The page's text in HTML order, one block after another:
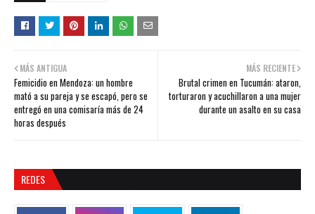
MÁS RECIENTE
Brutal crimen en Tucumán: ataron,
torturaron y acuchillaron a una mujer
durante un asalto en su casa
MÁS ANTIGUA
Femicidio en Mendoza: un hombre
mató a su pareja y se escapó, pero se
entregó en una comisaría más de 24
horas después
REDES